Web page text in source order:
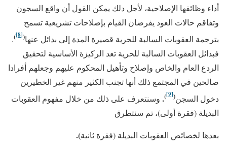
أداء وظائفها الإصلاحية، لأجل دلك يمكن القول أن واقع السجون
وتفاقم حالات العود يفرضان القيام بإصلاحات تشريعية تسمح
بترجمة العقوبات السالبة للحرية قصيرة المدة إلى بدائل عنها(
[8]
)
.
فبدائل العقوبات السالبة للحرية تعد الركيزة الأساسية لتحقيق
الردع العام والخاص وإصلاح وتأهيل المحكوم عليهم وجعلهم أفرادا
صالحين في المجتمع ذلك أنها تجنب الكثير منهم غير الخطيرين
دخول السجن(
[9]
)
. وسنتعرف على ذلك من خلال مفهوم العقوبات
البديلة (فقرة أولى)، تم سنتطرق
بعدها لخصائص العقوبات البديلة (فقرة ثانية).